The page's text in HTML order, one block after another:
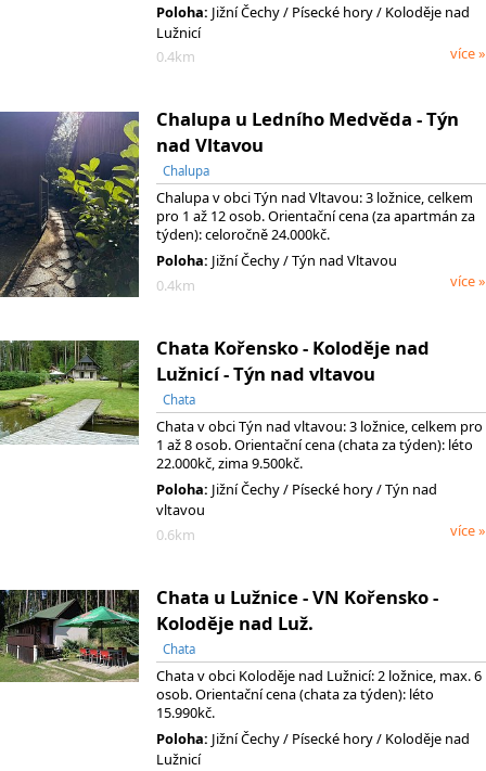
Poloha: Jižní Čechy/ Písecké hory/ Koloděje nad
Lužnicí
0.4km
více »
Chalupa u Ledního Medvěda - Týn
nad Vltavou
Chalupa
Chalupa v obci Týn nad Vltavou: 3 ložnice, celkem
pro 1 až 12 osob. Orientační cena (za apartmán za
týden): celoročně 24.000kč.
Poloha: Jižní Čechy / Týn nad Vltavou
0.4km
více »
Chata Kořensko - Koloděje nad
Lužnicí - Týn nad vltavou
Chata
Chata v obci Týn nad vltavou: 3 ložnice, celkem pro
1 až 8 osob. Orientační cena (chata za týden): léto
22.000kč, zima 9.500kč.
Poloha: Jižní Čechy/ Písecké hory/ Týn nad
vltavou
0.6km
více »
Chata u Lužnice - VN Kořensko -
Koloděje nad Luž.
Chata
Chata v obci Koloděje nad Lužnicí: 2 ložnice, max. 6
osob. Orientační cena (chata za týden): léto
15.990kč.
Poloha: Jižní Čechy/ Písecké hory/ Koloděje nad
Lužnicí